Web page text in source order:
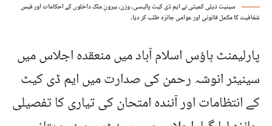
سینیٹ ذیلی کمیٹی نے ایم ڈی کیٹ پالیسی، وزن، بیرونِ ملک داخلوں کے احکامات اور فیس
شفافیت کا مکمل قانونی اور عوامی جائزہ طلب کر دیا۔
پارلیمنٹ ہاؤس اسلام آباد میں منعقدہ اجلاس میں
سینیٹر انوشہ رحمن کی صدارت میں ایم ڈی کیٹ
کے انتظامات اور آئندہ امتحان کی تیاری کا تفصیلی